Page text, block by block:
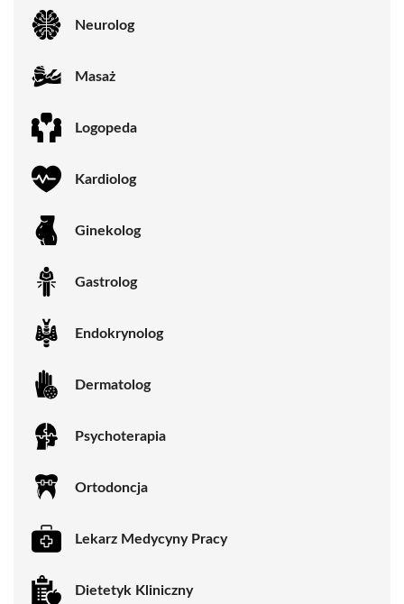
Neurolog
Masaż
Logopeda
Kardiolog
Ginekolog
Gastrolog
Endokrynolog
Dermatolog
Psychoterapia
Ortodoncja
Lekarz Medycyny Pracy
Dietetyk Kliniczny